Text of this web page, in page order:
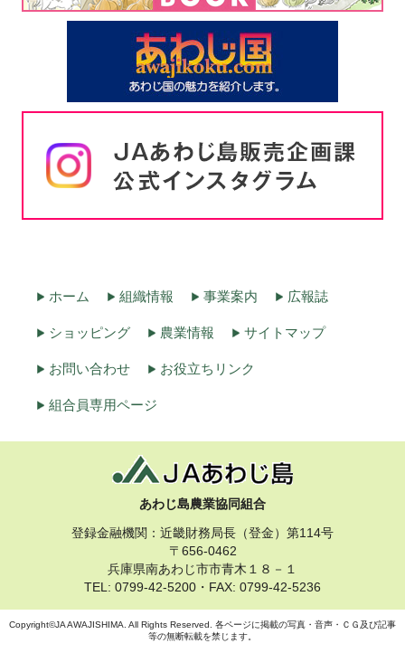
ホーム 組織情報 事業案内 広報誌
ショッピング 農業情報 サイトマップ
お問い合わせ お役立ちリンク
組合員専用ページ
あわじ島農業協同組合
登録金融機関：近畿財務局長（登金）第114号
〒656-0462
兵庫県南あわじ市市青木１８－１
TEL: 0799-42-5200・FAX: 0799-42-5236
Copyright©JA AWAJISHIMA. All Rights Reserved. 各ページに掲載の写真・音声・ＣＧ及び記事
等の無断転載を禁じます。